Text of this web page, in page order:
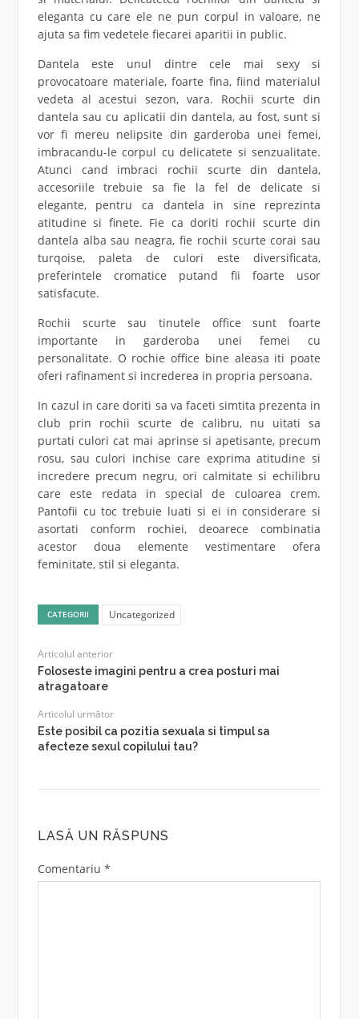
eleganta cu care ele ne pun corpul in valoare, ne
ajuta sa fim vedetele fiecarei aparitii in public.
Dantela este unul dintre cele mai sexy si
provocatoare materiale, foarte fina, fiind materialul
vedeta al acestui sezon, vara. Rochii scurte din
dantela sau cu aplicatii din dantela, au fost, sunt si
vor fi mereu nelipsite din garderoba unei femei,
imbracandu-le corpul cu delicatete si senzualitate.
Atunci cand imbraci rochii scurte din dantela,
accesoriile trebuie sa fie la fel de delicate si
elegante, pentru ca dantela in sine reprezinta
atitudine si finete. Fie ca doriti rochii scurte din
dantela alba sau neagra, fie rochii scurte corai sau
turqoise, paleta de culori este diversificata,
preferintele cromatice putand fii foarte usor
satisfacute.
Rochii scurte sau tinutele office sunt foarte
importante in garderoba unei femei cu
personalitate. O rochie office bine aleasa iti poate
oferi rafinament si increderea in propria persoana.
In cazul in care doriti sa va faceti simtita prezenta in
club prin rochii scurte de calibru, nu uitati sa
purtati culori cat mai aprinse si apetisante, precum
rosu, sau culori inchise care exprima atitudine si
incredere precum negru, ori calmitate si echilibru
care este redata in special de culoarea crem.
Pantofii cu toc trebuie luati si ei in considerare si
asortati conform rochiei, deoarece combinatia
acestor doua elemente vestimentare ofera
feminitate, stil si eleganta.
CATEGORII Uncategorized
Articolul anterior
Foloseste imagini pentru a crea posturi mai
atragatoare
Articolul următor
Este posibil ca pozitia sexuala si timpul sa
afecteze sexul copilului tau?
LASĂ UN RĂSPUNS
Comentariu *